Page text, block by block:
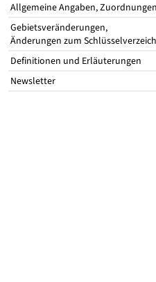
Allgemeine Angaben, Zuordnungen
Gebietsveränderungen,
Änderungen zum
Definitionen und Erläuterungen
Newsletter